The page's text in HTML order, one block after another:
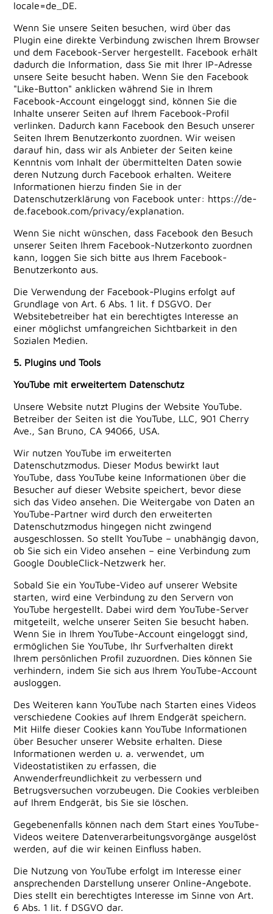
locale=de_DE.
Wenn Sie unsere Seiten besuchen, wird über das
Plugin eine direkte Verbindung zwischen Ihrem Browser
und dem Facebook-Server hergestellt. Facebook erhält
dadurch die Information, dass Sie mit Ihrer IP-Adresse
unsere Seite besucht haben. Wenn Sie den Facebook
"Like-Button" anklicken während Sie in Ihrem
Facebook-Account eingeloggt sind, können Sie die
Inhalte unserer Seiten auf Ihrem Facebook-Profil
verlinken. Dadurch kann Facebook den Besuch unserer
Seiten Ihrem Benutzerkonto zuordnen. Wir weisen
darauf hin, dass wir als Anbieter der Seiten keine
Kenntnis vom Inhalt der übermittelten Daten sowie
deren Nutzung durch Facebook erhalten. Weitere
Informationen hierzu finden Sie in der
Datenschutzerklärung von Facebook unter: https://de-
de.facebook.com/privacy/explanation.
Wenn Sie nicht wünschen, dass Facebook den Besuch
unserer Seiten Ihrem Facebook-Nutzerkonto zuordnen
kann, loggen Sie sich bitte aus Ihrem Facebook-
Benutzerkonto aus.
Die Verwendung der Facebook-Plugins erfolgt auf
Grundlage von Art. 6 Abs. 1 lit. f DSGVO. Der
Websitebetreiber hat ein berechtigtes Interesse an
einer möglichst umfangreichen Sichtbarkeit in den
Sozialen Medien.
5. Plugins und Tools
YouTube mit erweitertem Datenschutz
Unsere Website nutzt Plugins der Website YouTube.
Betreiber der Seiten ist die YouTube, LLC, 901 Cherry
Ave., San Bruno, CA 94066, USA.
Wir nutzen YouTube im erweiterten
Datenschutzmodus. Dieser Modus bewirkt laut
YouTube, dass YouTube keine Informationen über die
Besucher auf dieser Website speichert, bevor diese
sich das Video ansehen. Die Weitergabe von Daten an
YouTube-Partner wird durch den erweiterten
Datenschutzmodus hingegen nicht zwingend
ausgeschlossen. So stellt YouTube – unabhängig davon,
ob Sie sich ein Video ansehen – eine Verbindung zum
Google DoubleClick-Netzwerk her.
Sobald Sie ein YouTube-Video auf unserer Website
starten, wird eine Verbindung zu den Servern von
YouTube hergestellt. Dabei wird dem YouTube-Server
mitgeteilt, welche unserer Seiten Sie besucht haben.
Wenn Sie in Ihrem YouTube-Account eingeloggt sind,
ermöglichen Sie YouTube, Ihr Surfverhalten direkt
Ihrem persönlichen Profil zuzuordnen. Dies können Sie
verhindern, indem Sie sich aus Ihrem YouTube-Account
ausloggen.
Des Weiteren kann YouTube nach Starten eines Videos
verschiedene Cookies auf Ihrem Endgerät speichern.
Mit Hilfe dieser Cookies kann YouTube Informationen
über Besucher unserer Website erhalten. Diese
Informationen werden u. a. verwendet, um
Videostatistiken zu erfassen, die
Anwenderfreundlichkeit zu verbessern und
Betrugsversuchen vorzubeugen. Die Cookies verbleiben
auf Ihrem Endgerät, bis Sie sie löschen.
Gegebenenfalls können nach dem Start eines YouTube-
Videos weitere Datenverarbeitungsvorgänge ausgelöst
werden, auf die wir keinen Einfluss haben.
Die Nutzung von YouTube erfolgt im Interesse einer
ansprechenden Darstellung unserer Online-Angebote.
Dies stellt ein berechtigtes Interesse im Sinne von Art.
6 Abs. 1 lit. f DSGVO dar.